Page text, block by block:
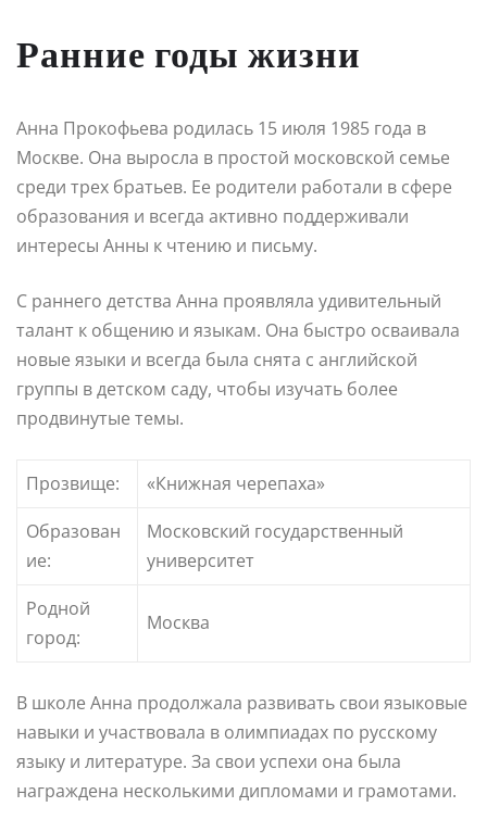
Ранние годы жизни
Анна Прокофьева родилась 15 июля 1985 года в
Москве. Она выросла в простой московской семье
среди трех братьев. Ее родители работали в сфере
образования и всегда активно поддерживали
интересы Анны к чтению и письму.
С раннего детства Анна проявляла удивительный
талант к общению и языкам. Она быстро осваивала
новые языки и всегда была снята с английской
группы в детском саду, чтобы изучать более
продвинутые темы.
Прозвище:
«Книжная черепаха»
Образован
ие:
Московский государственный
университет
Родной
город:
Москва
В школе Анна продолжала развивать свои языковые
навыки и участвовала в олимпиадах по русскому
языку и литературе. За свои успехи она была
награждена несколькими дипломами и грамотами.